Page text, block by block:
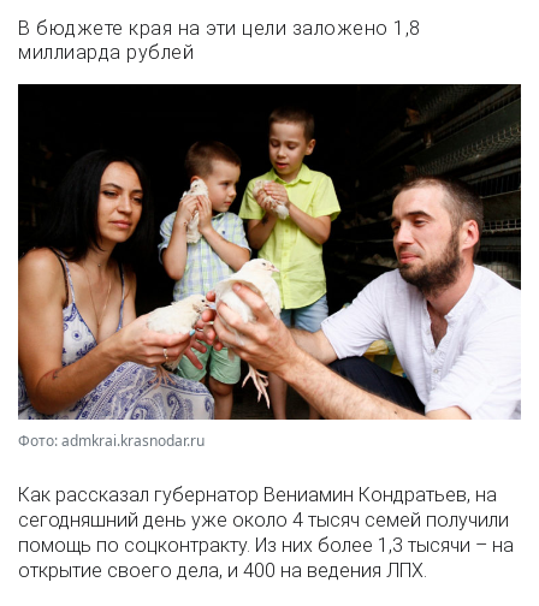
В бюджете края на эти цели заложено 1,8
миллиарда рублей
Фото: admkrai.krasnodar.ru
Как рассказал губернатор Вениамин Кондратьев, на
сегодняшний день уже около 4 тысяч семей получили
помощь по соцконтракту. Из них более 1,3 тысячи – на
открытие своего дела, и 400 на ведения ЛПХ.